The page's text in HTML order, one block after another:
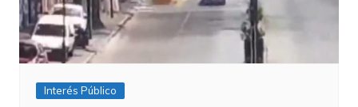
Interés Público